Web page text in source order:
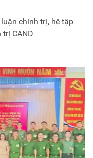
chính trị, hệ tập
CAND